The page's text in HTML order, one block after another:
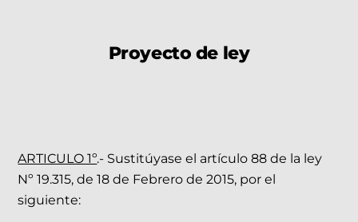
Proyecto de ley
ARTICULO 1º.- Sustitúyase el artículo 88 de la ley
Nº 19.315, de 18 de Febrero de 2015, por el
siguiente: